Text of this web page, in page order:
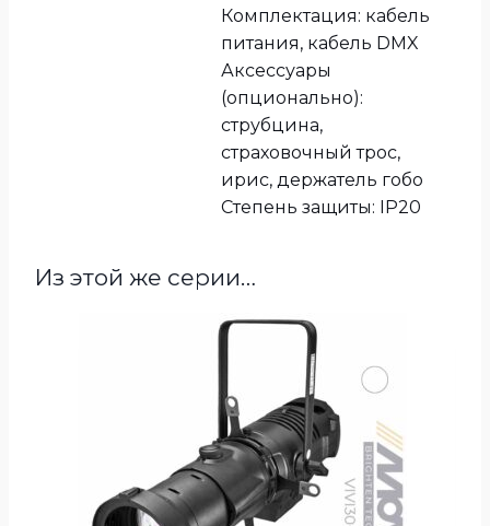
Комплектация: кабель
питания, кабель DMX
Аксессуары
(опционально):
струбцина,
страховочный трос,
ирис, держатель гобо
Степень защиты: IP20
Из этой же серии…